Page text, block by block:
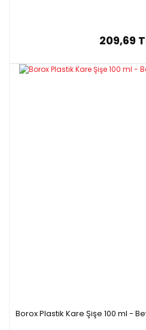
209,69
Borox Plastik Kare Şişe 100 ml -